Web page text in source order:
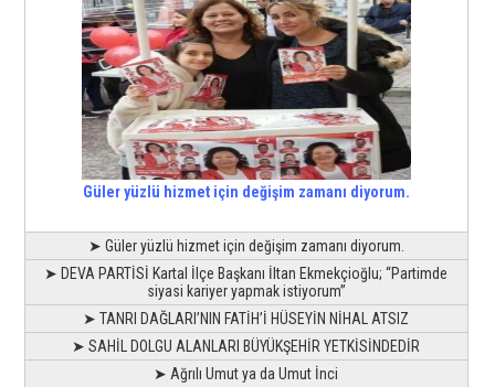
Güler yüzlü hizmet için değişim zamanı diyorum.
➤ Güler yüzlü hizmet için değişim zamanı diyorum.
➤ DEVA PARTİSİ Kartal İlçe Başkanı İltan Ekmekçioğlu; “Partimde
siyasi kariyer yapmak istiyorum”
➤ TANRI DAĞLARI’NIN FATİH’İ HÜSEYİN NİHAL ATSIZ
➤ SAHİL DOLGU ALANLARI BÜYÜKŞEHİR YETKİSİNDEDİR
➤ Ağrılı Umut ya da Umut İnci